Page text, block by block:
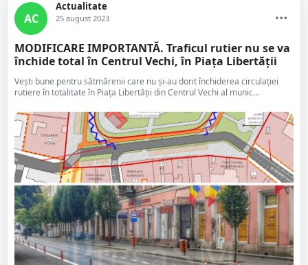
AC
Actualitate
25 august 2023
MODIFICARE IMPORTANTĂ. Traficul rutier nu se va
închide total în Centrul Vechi, în Piața Libertății
Vești bune pentru sătmărenii care nu și-au dorit închiderea circulației
rutiere în totalitate în Piața Libertății din Centrul Vechi al munic...